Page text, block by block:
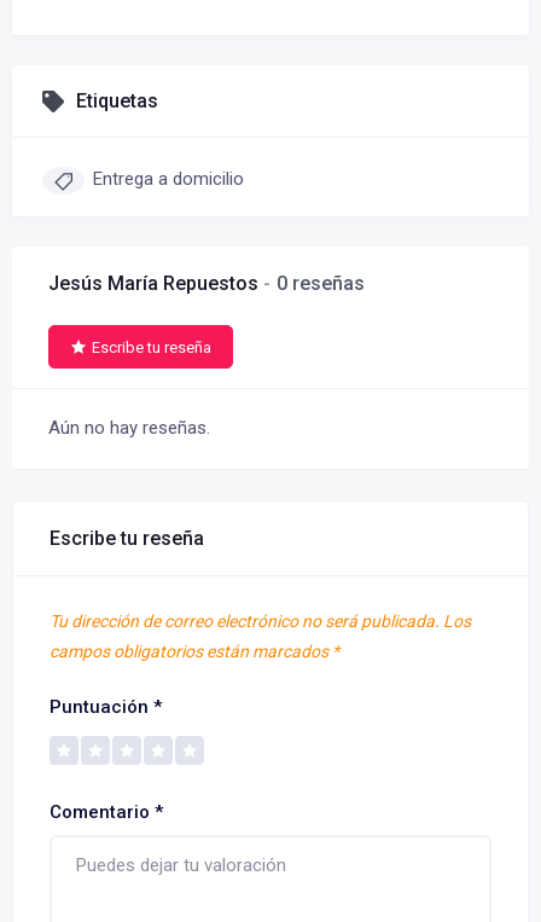
Etiquetas
Entrega a domicilio
Jesús María Repuestos 0 reseñas
Escribe tu reseña
Aún no hay reseñas.
Escribe tu reseña
Tu dirección de correo electrónico no será publicada. Los
campos obligatorios están marcados *
Puntuación *
Comentario *